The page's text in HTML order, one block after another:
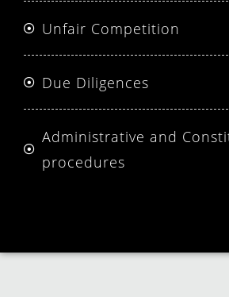
Unfair Competition
Due Diligences
Administrative and
procedures